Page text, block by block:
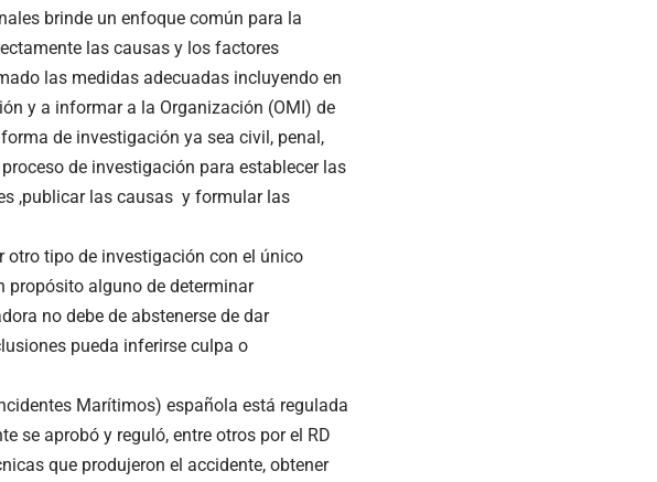
brinde un enfoque común para la
las causas y los factores
las medidas adecuadas incluyendo en
y a informar a la Organización (OMI) de
de investigación ya sea civil, penal,
de investigación para establecer las
,publicar las causas y formular las
otro tipo de investigación con el único
propósito alguno de determinar
no debe de abstenerse de dar
pueda inferirse culpa o
Marítimos) española está regulada
se aprobó y reguló, entre otros por el RD
que produjeron el accidente, obtener